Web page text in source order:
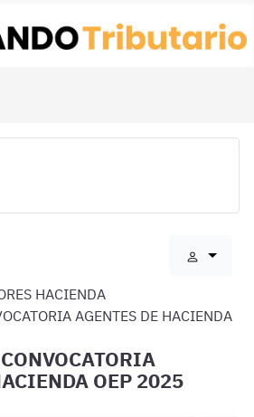
HACIENDA
AGENTES DE HACIENDA
OEP 2025